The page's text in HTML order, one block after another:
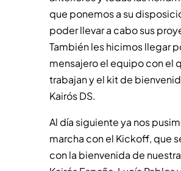
que ponemos a su
poder llevar a cabo sus
También les hicimos llegar
mensajero el equipo con el
trabajan y el kit de
Kairós DS.
Al día siguiente ya nos
marcha con el Kickoff, que
con la bienvenida de nuestra